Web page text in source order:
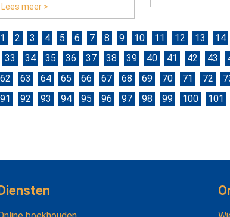
Lees meer >
1 2 3 4 5 6 7 8 9 10 11 12 13 14
33
34 35 36 37 38 39 40 41 42 43
62
63 64 65 66 67 68 69 70 71 72
91
92 93 94 95 96 97 98 99 100 101